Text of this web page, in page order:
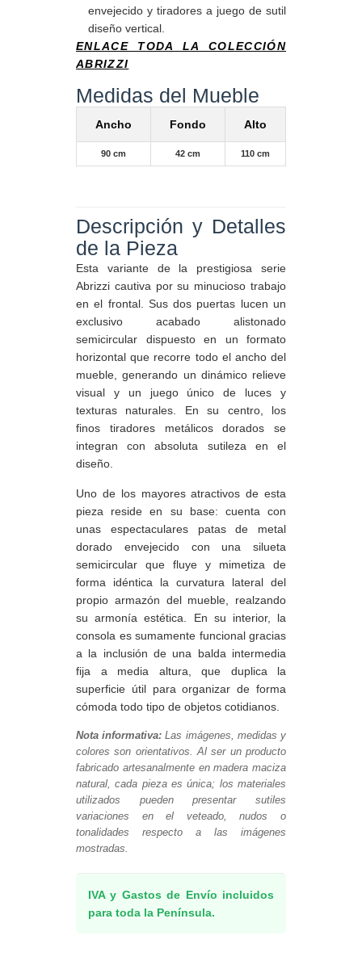
envejecido y tiradores a juego de sutil
diseño vertical.
ENLACE TODA LA COLECCIÓN
ABRIZZI
Medidas del Mueble
Ancho Fondo Alto
90 cm 42 cm 110 cm
Descripción y Detalles
de la Pieza
Esta variante de la prestigiosa serie
Abrizzi cautiva por su minucioso trabajo
en el frontal. Sus dos puertas lucen un
exclusivo acabado alistonado
semicircular dispuesto en un formato
horizontal que recorre todo el ancho del
mueble, generando un dinámico relieve
visual y un juego único de luces y
texturas naturales. En su centro, los
finos tiradores metálicos dorados se
integran con absoluta sutileza en el
diseño.
Uno de los mayores atractivos de esta
pieza reside en su base: cuenta con
unas espectaculares patas de metal
dorado envejecido con una silueta
semicircular que fluye y mimetiza de
forma idéntica la curvatura lateral del
propio armazón del mueble, realzando
su armonía estética. En su interior, la
consola es sumamente funcional gracias
a la inclusión de una balda intermedia
fija a media altura, que duplica la
superficie útil para organizar de forma
cómoda todo tipo de objetos cotidianos.
Nota informativa: Las imágenes, medidas y
colores son orientativos. Al ser un producto
fabricado artesanalmente en madera maciza
natural, cada pieza es única; los materiales
utilizados pueden presentar sutiles
variaciones en el veteado, nudos o
tonalidades respecto a las imágenes
mostradas.
IVA y Gastos de Envío incluidos
para toda la Península.